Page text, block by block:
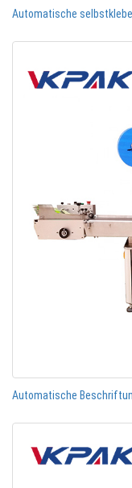
Automatische
Automatische